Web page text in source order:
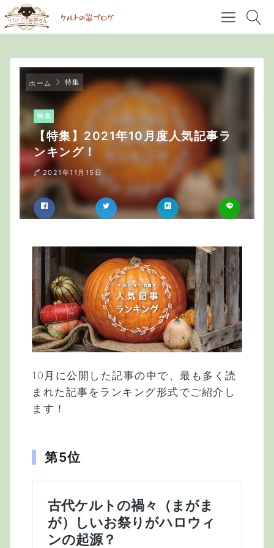
ホーム 特集
特集
【特集】2021年10月度人気記事ラ
ンキング！
2021年11月15日
10月に公開した記事の中で、最も多く読
まれた記事をランキング形式でご紹介し
ます！
第5位